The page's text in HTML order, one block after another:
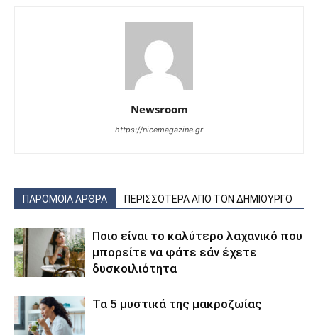
Newsroom
https://nicemagazine.gr
ΠΑΡΟΜΟΙΑ ΑΡΘΡΑ ΠΕΡΙΣΣΟΤΕΡΑ ΑΠΟ ΤΟΝ ΔΗΜΙΟΥΡΓΟ
Ποιο είναι το καλύτερο λαχανικό που
μπορείτε να φάτε εάν έχετε
δυσκοιλιότητα
Τα 5 μυστικά της μακροζωίας